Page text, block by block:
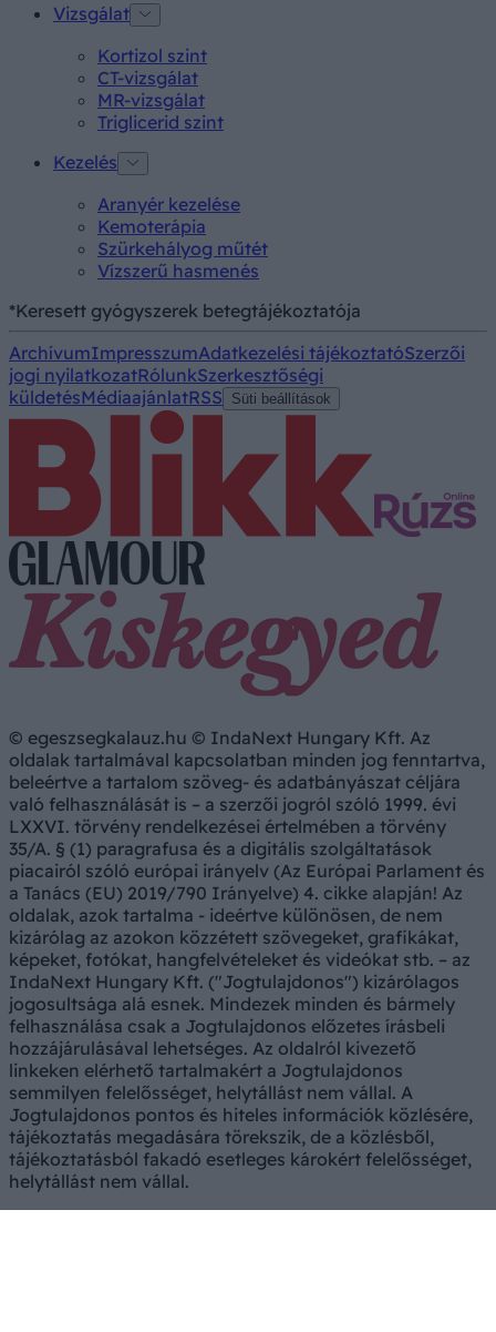
Vizsgálat
Kortizol szint
CT-vizsgálat
MR-vizsgálat
Triglicerid szint
Kezelés
Aranyér kezelése
Kemoterápia
Szürkehályog műtét
Vízszerű hasmenés
*Keresett gyógyszerek betegtájékoztatója
ArchívumImpresszumAdatkezelési tájékoztatóSzerzői
jogi nyilatkozatRólunkSzerkesztőségi
küldetésMédiaajánlatRSS Süti beállítások
© egeszsegkalauz.hu © IndaNext Hungary Kft. Az
oldalak tartalmával kapcsolatban minden jog fenntartva,
beleértve a tartalom szöveg- és adatbányászat céljára
való felhasználását is – a szerzői jogról szóló 1999. évi
LXXVI. törvény rendelkezései értelmében a törvény
35/A. § (1) paragrafusa és a digitális szolgáltatások
piacairól szóló európai irányelv (Az Európai Parlament és
a Tanács (EU) 2019/790 Irányelve) 4. cikke alapján! Az
oldalak, azok tartalma - ideértve különösen, de nem
kizárólag az azokon közzétett szövegeket, grafikákat,
képeket, fotókat, hangfelvételeket és videókat stb. – az
IndaNext Hungary Kft. ("Jogtulajdonos") kizárólagos
jogosultsága alá esnek. Mindezek minden és bármely
felhasználása csak a Jogtulajdonos előzetes írásbeli
hozzájárulásával lehetséges. Az oldalról kivezető
linkeken elérhető tartalmakért a Jogtulajdonos
semmilyen felelősséget, helytállást nem vállal. A
Jogtulajdonos pontos és hiteles információk közlésére,
tájékoztatás megadására törekszik, de a közlésből,
tájékoztatásból fakadó esetleges károkért felelősséget,
helytállást nem vállal.